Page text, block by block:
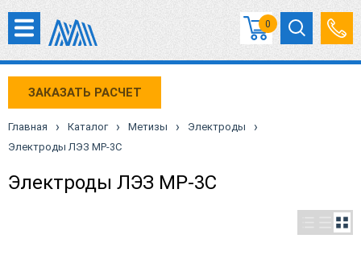
0
ЗАКАЗАТЬ РАСЧЕТ
Главная › Каталог › Метизы › Электроды ›
Электроды ЛЭЗ МР-3С
Электроды ЛЭЗ МР-3С